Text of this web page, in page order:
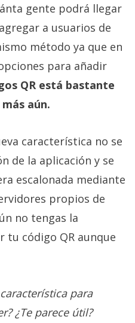
gente podrá llegar
a usuarios de
método ya que en
para añadir
QR está bastante
aún.
característica no se
de la aplicación y se
escalonada mediante
propios de
no tengas la
código QR aunque
para
¿Te parece útil?